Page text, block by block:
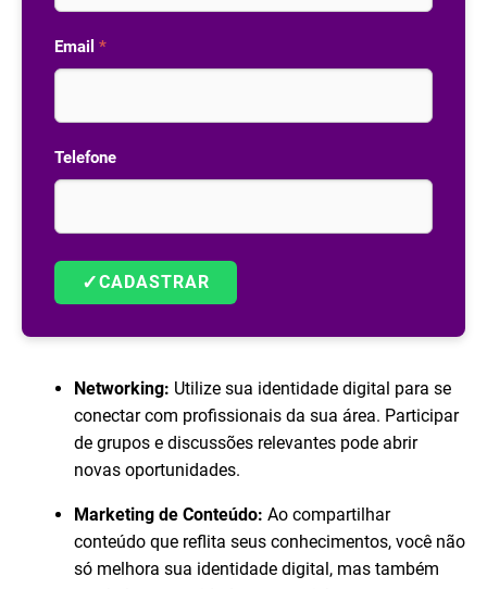
Email *
Telefone
✓CADASTRAR
Networking: Utilize sua identidade digital para se
conectar com profissionais da sua área. Participar
de grupos e discussões relevantes pode abrir
novas oportunidades.
Marketing de Conteúdo: Ao compartilhar
conteúdo que reflita seus conhecimentos, você não
só melhora sua identidade digital, mas também